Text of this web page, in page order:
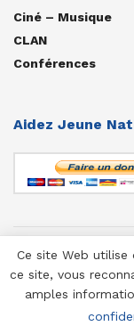
Ciné – Musique
CLAN
Conférences
Aidez Jeune
© 1958-2025 Jeune
Ce site Web utilise
ce site, vous
amples